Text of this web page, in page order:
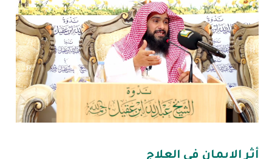
أثر الايمان في العلاج